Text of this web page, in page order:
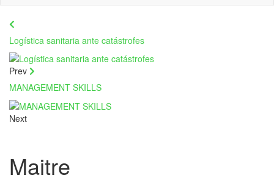
Logística sanitaria ante catástrofes
Prev
MANAGEMENT SKILLS
Next
Maitre